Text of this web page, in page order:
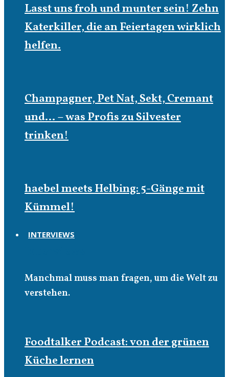
Lasst uns froh und munter sein! Zehn
Katerkiller, die an Feiertagen wirklich
helfen.
Champagner, Pet Nat, Sekt, Cremant
und… – was Profis zu Silvester
trinken!
haebel meets Helbing: 5-Gänge mit
Kümmel!
INTERVIEWS
Manchmal muss man fragen, um die Welt zu
verstehen.
Foodtalker Podcast: von der grünen
Küche lernen